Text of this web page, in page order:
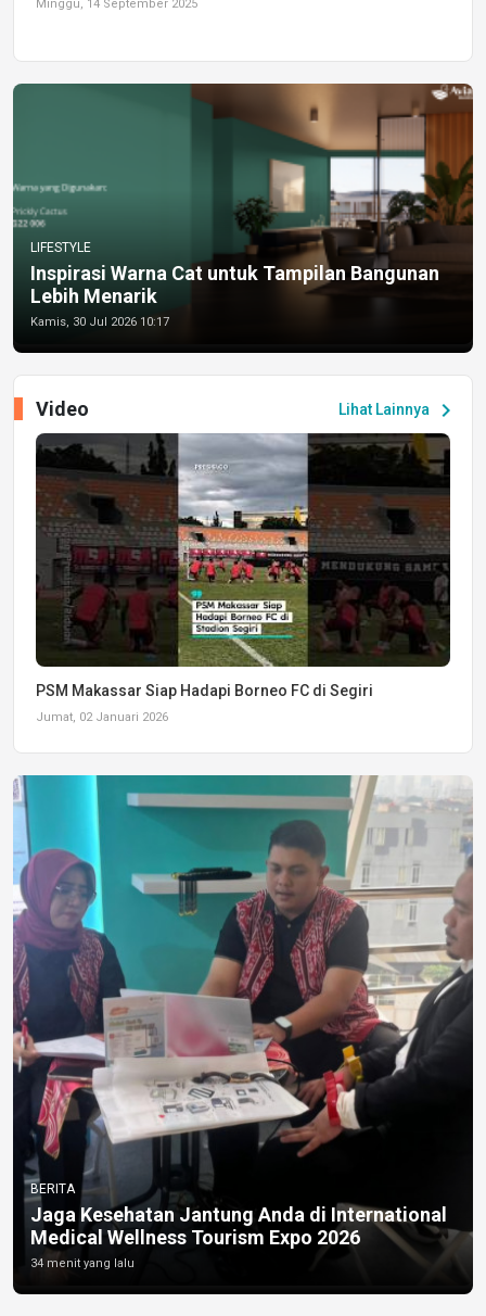
Minggu, 14 September 2025
LIFESTYLE
Inspirasi Warna Cat untuk Tampilan Bangunan
Lebih Menarik
Kamis, 30 Jul 2026 10:17
Lihat Lainnya chevron_right
Video
PSM Makassar Siap Hadapi Borneo FC di Segiri
Jumat, 02 Januari 2026
BERITA
Jaga Kesehatan Jantung Anda di International
Medical Wellness Tourism Expo 2026
34 menit yang lalu